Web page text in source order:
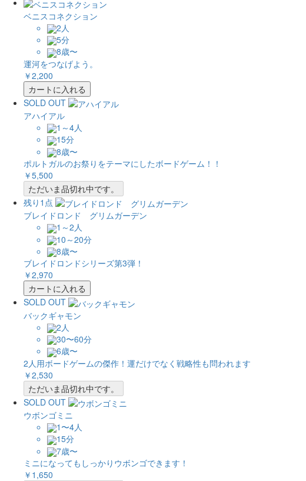
ベニスコネクション
2人
5分
8歳〜
運河をつなげよう。
￥2,200
カートに入れる
SOLD OUT
アハイアル
1～4人
15分
8歳〜
ポルトガルのお祭りをテーマにしたボードゲーム！！
￥5,500
ただいま品切れ中です。
残り1点
ブレイドロンド グリムガーデン
1～2人
10～20分
8歳〜
ブレイドロンドシリーズ第3弾！
￥2,970
カートに入れる
SOLD OUT
バックギャモン
2人
30〜60分
6歳〜
2人用ボードゲームの傑作！運だけでなく戦略性も問われます
￥2,530
ただいま品切れ中です。
SOLD OUT
ウボンゴミニ
1〜4人
15分
7歳〜
ミニになってもしっかりウボンゴできます！
￥1,650